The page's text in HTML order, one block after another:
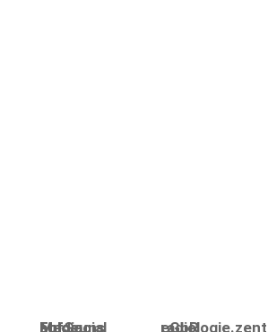
Folge uns auf Social Media radiologie.zentrum.nordharz eGbR